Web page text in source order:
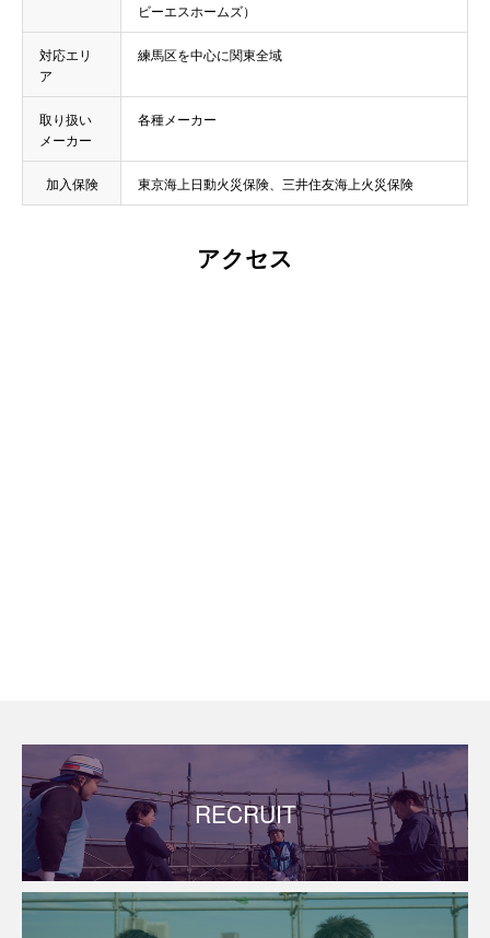
ビーエスホームズ）
対応エリ
ア
練馬区を中心に関東全域
取り扱い
メーカー
各種メーカー
加入保険 東京海上日動火災保険、三井住友海上火災保険
アクセス
RECRUIT